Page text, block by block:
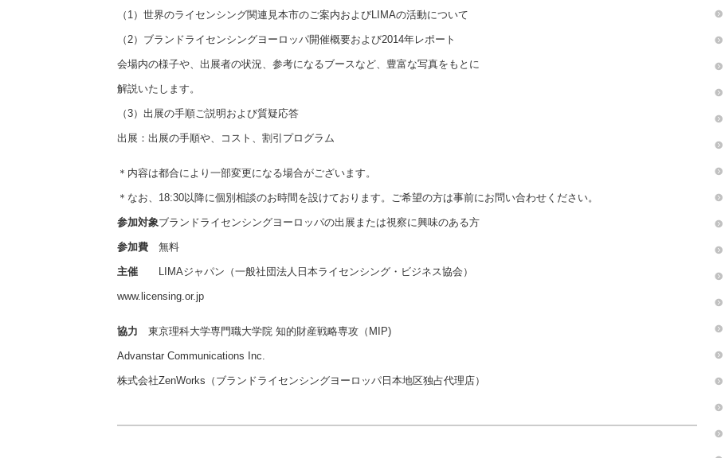
（1）世界のライセンシング関連見本市のご案内およびLIMAの活動について
（2）ブランドライセンシングヨーロッパ開催概要および2014年レポート
会場内の様子や、出展者の状況、参考になるブースなど、豊富な写真をもとに
解説いたします。
（3）出展の手順ご説明および質疑応答
出展：出展の手順や、コスト、割引プログラム
＊内容は都合により一部変更になる場合がございます。
＊なお、18:30以降に個別相談のお時間を設けております。ご希望の方は事前にお問い合わせください。
参加対象ブランドライセンシングヨーロッパの出展または視察に興味のある方
参加費 無料
主催 LIMAジャパン（一般社団法人日本ライセンシング・ビジネス協会）
www.licensing.or.jp
協力 東京理科大学専門職大学院 知的財産戦略専攻（MIP)
Advanstar Communications Inc.
株式会社ZenWorks（ブランドライセンシングヨーロッパ日本地区独占代理店）